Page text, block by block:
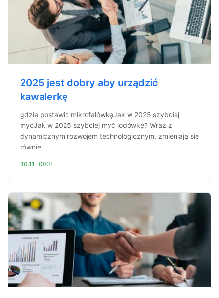
2025 jest dobry aby urządzić
kawalerkę
gdzie postawić mikrofalówkęJak w 2025 szybciej
myćJak w 2025 szybciej myć lodówkę? Wraz z
dynamicznym rozwojem technologicznym, zmieniają się
równie...
30.11.-0001